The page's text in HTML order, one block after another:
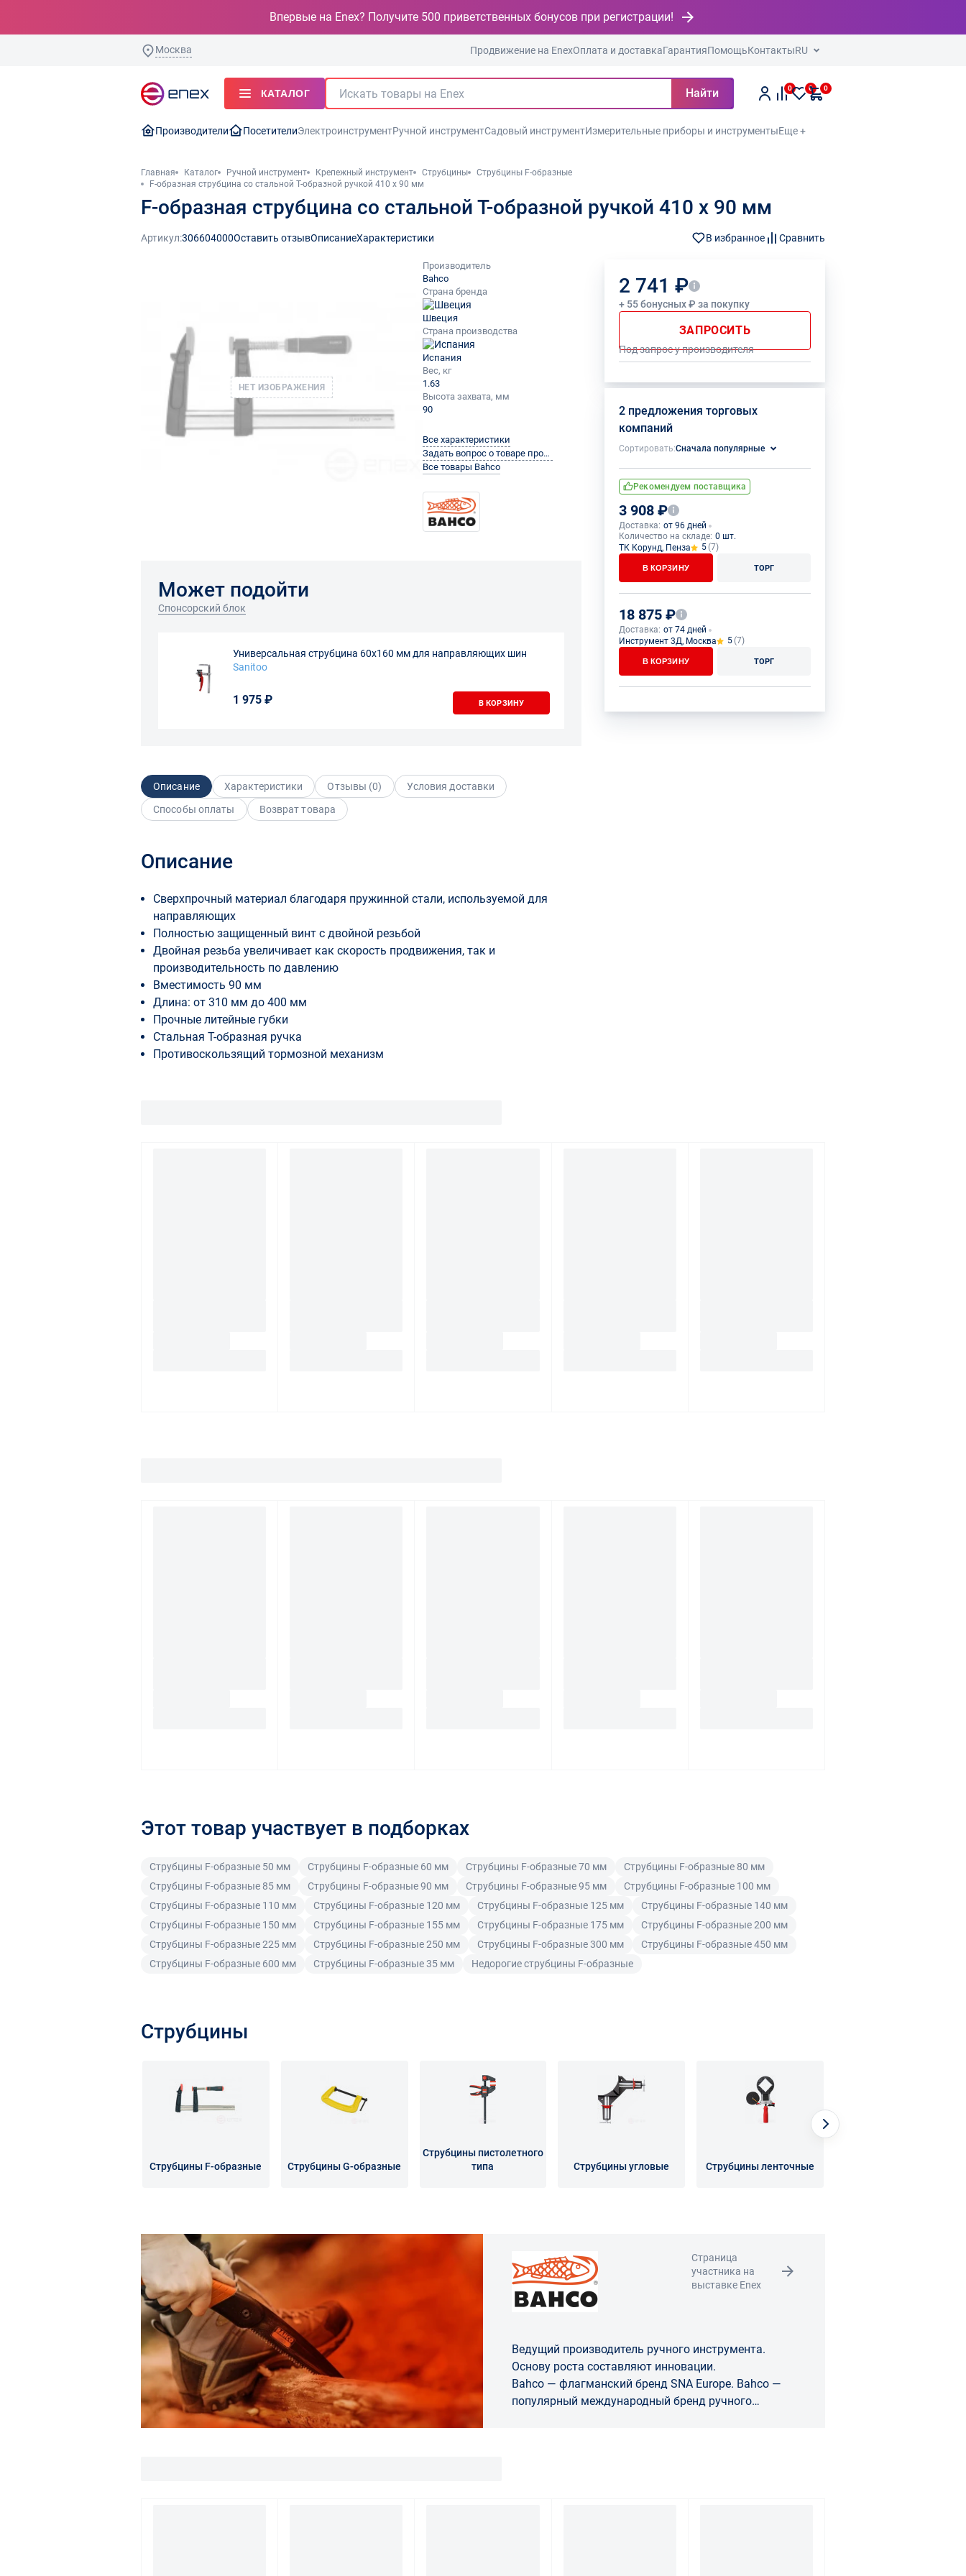
Впервые на Enex? Получите 500 приветственных бонусов при регистрации!
Москва Продвижение на EnexОплата и доставкаГарантияПомощьКонтактыRU
КАТАЛОГ Найти 0 0 0
Производители ПосетителиЭлектроинструментРучной инструментСадовый инструментИзмерительные приборы и инструментыЕще +
Главная Каталог Ручной инструмент Крепежный инструмент Струбцины
Струбцины F-образные
F-образная струбцина со стальной Т-образной ручкой 410 x 90 мм
F-образная струбцина со стальной Т-образной ручкой 410 x 90 мм
Артикул:306604000Оставить отзывОписаниеХарактеристики В избранное Сравнить
НЕТ ИЗОБРАЖЕНИЯ
Производитель
Bahco
Страна бренда
Швеция
Страна производства
Испания
Вес, кг
1.63
Высота захвата, мм
90
Все характеристики
Задать вопрос о товаре производителю
Все товары Bahco
2 741 ₽
+ 55 бонусных ₽ за покупку
ЗАПРОСИТЬ
Под запрос у производителя
2 предложения торговых
компаний
Сортировать:Сначала популярные
Рекомендуем поставщика
3 908 ₽
Доставка: от 96 дней
Количество на складе: 0 шт.
ТК Корунд, Пенза
5(7)
В КОРЗИНУ ТОРГ
18 875 ₽
Доставка: от 74 дней
Инструмент 3Д, Москва
5(7)
В КОРЗИНУ ТОРГ
Может подойти
Спонсорский блок
Универсальная струбцина 60х160 мм для направляющих шин
Sanitoo
1 975 ₽ В КОРЗИНУ
Описание Характеристики Отзывы (0)
Условия доставки
Способы оплаты
Возврат товара
Описание
Сверхпрочный материал благодаря пружинной стали, используемой для
направляющих
Полностью защищенный винт с двойной резьбой
Двойная резьба увеличивает как скорость продвижения, так и
производительность по давлению
Вместимость 90 мм
Длина: от 310 мм до 400 мм
Прочные литейные губки
Стальная Т-образная ручка
Противоскользящий тормозной механизм
Этот товар участвует в подборках
Струбцины F-образные 50 мм Струбцины F-образные 60 мм Струбцины F-образные 70 мм
Струбцины F-образные 80 мм
Струбцины F-образные 85 мм
Струбцины F-образные 90 мм Струбцины F-образные 95 мм
Струбцины F-образные 100 мм
Струбцины F-образные 110 мм
Струбцины F-образные 120 мм Струбцины F-образные 125 мм
Струбцины F-образные 140 мм
Струбцины F-образные 150 мм
Струбцины F-образные 155 мм Струбцины F-образные 175 мм
Струбцины F-образные 200 мм
Струбцины F-образные 225 мм
Струбцины F-образные 250 мм Струбцины F-образные 300 мм
Струбцины F-образные 450 мм
Струбцины F-образные 600 мм
Струбцины F-образные 35 мм Недорогие струбцины F-образные
Струбцины
Струбцины F-образные Струбцины G-образные
Струбцины пистолетного
типа
Струбцины угловые Струбцины ленточные
Страница
участника на
выставке Enex
Ведущий производитель ручного инструмента.
Основу роста составляют инновации.
Bahco — флагманский бренд SNA Europe. Bahco —
популярный международный бренд ручного